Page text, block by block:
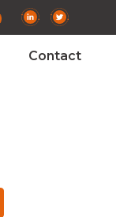
Contact